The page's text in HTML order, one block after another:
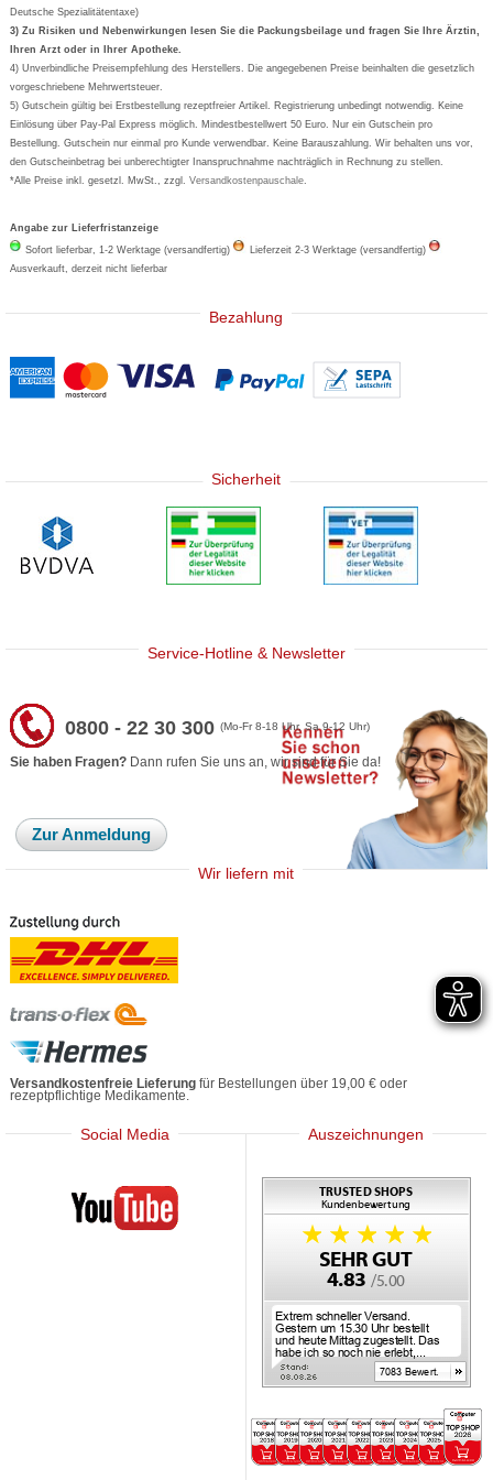
Formoline
Wick
Eucerin
Basica
Deutsche Spezialitätentaxe)
3) Zu Risiken und Nebenwirkungen lesen Sie die Packungsbeilage und fragen Sie Ihre Ärztin,
Ihren Arzt oder in Ihrer Apotheke.
4) Unverbindliche Preisempfehlung des Herstellers. Die angegebenen Preise beinhalten die gesetzlich
vorgeschriebene Mehrwertsteuer.
5) Gutschein gültig bei Erstbestellung rezeptfreier Artikel. Registrierung unbedingt notwendig. Keine
Einlösung über Pay-Pal Express möglich. Mindestbestellwert 50 Euro. Nur ein Gutschein pro
Bestellung. Gutschein nur einmal pro Kunde verwendbar. Keine Barauszahlung. Wir behalten uns vor,
den Gutscheinbetrag bei unberechtigter Inanspruchnahme nachträglich in Rechnung zu stellen.
*Alle Preise inkl. gesetzl. MwSt., zzgl.Versandkostenpauschale
Angabe zur Lieferfristanzeige
Sofort lieferbar, 1-2 Werktage (versandfertig)
Lieferzeit 2-3 Werktage (versandfertig)
Ausverkauft, derzeit nicht lieferbar
Bezahlung
Sicherheit
Service-Hotline & Newsletter
0800 - 22 30 300(Mo-Fr 8-18 Uhr, Sa 9-12 Uhr)
Sie haben Fragen? Dann rufen Sie uns an, wir sind für Sie da!
Zur Anmeldung
Wir liefern mit
Versandkostenfreie Lieferung für Bestellungen über 19,00 € oder
rezeptpflichtige Medikamente.
Social Media
Mediherz
Auszeichnungen